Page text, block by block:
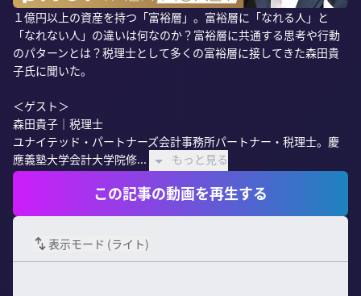
１億円以上の資産を持つ「富裕層」。富裕層に「なれる人」と
「なれない人」の違いは何なのか？富裕層に共通する思考や行動
のパターンとは？税理士として多くの富裕層に接してきた森田貴
子氏に聞いた。
＜ゲスト＞
森田貴子｜税理士
ユナイテッド・パートナーズ会計事務所パートナー・税理士。慶
應義塾大学会計大学院修...
もっと見る
この記事の動画を再生する
表示モード (ライト)